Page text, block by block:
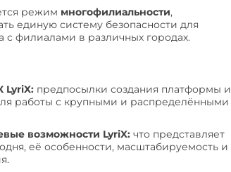
режим многофилиальности,
единую систему безопасности для
с филиалами в различных городах.
LyriX: предпосылки создания платформы и
работы с крупными и распределёнными
возможности LyriX: что представляет
её особенности, масштабируемость и